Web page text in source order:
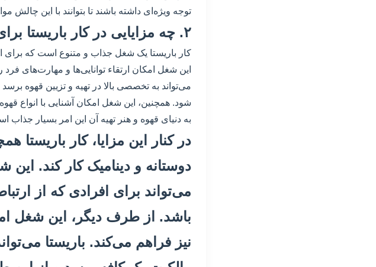
توجه ویژه‌ای داشته باشند تا بتوانند با این چالش
۲. چه مزایایی در کار باریستا برای افراد وجود دارد؟
کار باریستا یک شغل جذاب و متنوع است که برای
این شغل امکان ارتقاء توانایی‌ها و مهارت‌های فرد
می‌تواند به تخصصی بالا در تهیه و تزیین قهوه
شود. همچنین، این شغل امکان آشنایی با انواع
به دنیای قهوه و هنر تهیه آن این امر بسیار جذاب
در کنار این مزایا، کار
دوستانه و دینامیک کار کند.
می‌تواند برای افرادی که از
باشد. از طرف دیگر، این شغل
نیز فراهم می‌کند. باریستا